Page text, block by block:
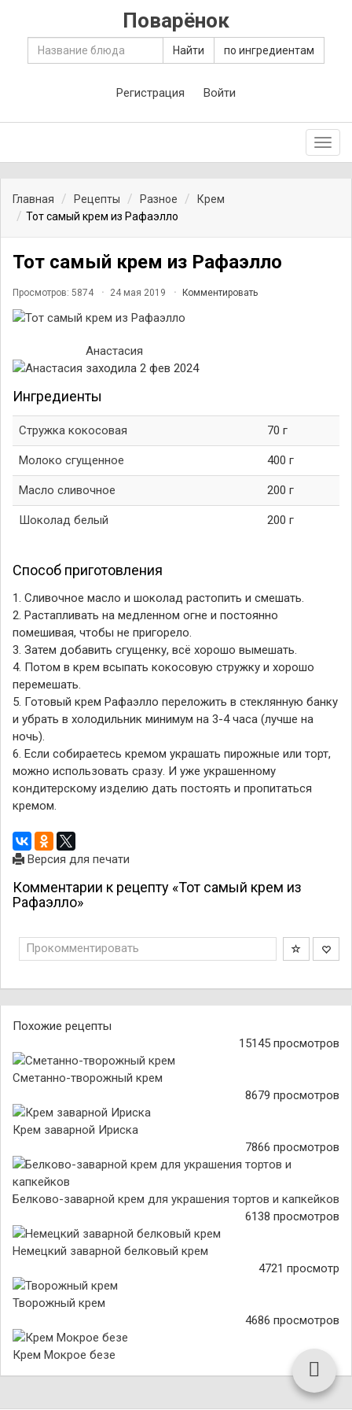
Поварёнок
Найти по ингредиентам
Регистрация Войти
Главная Рецепты Разное
Крем
Тот самый крем из Рафаэлло
Тот самый крем из Рафаэлло
Просмотров: 5874 24 мая 2019 Комментировать
Анастасия
заходила 2 фев 2024
Ингредиенты
Стружка кокосовая 70 г
Молоко сгущенное 400 г
Масло сливочное 200 г
Шоколад белый 200 г
Способ приготовления
1. Сливочное масло и шоколад растопить и смешать.
2. Растапливать на медленном огне и постоянно
помешивая, чтобы не пригорело.
3. Затем добавить сгущенку, всё хорошо вымешать.
4. Потом в крем всыпать кокосовую стружку и хорошо
перемешать.
5. Готовый крем Рафаэлло переложить в стеклянную банку
и убрать в холодильник минимум на 3-4 часа (лучше на
ночь).
6. Если собираетесь кремом украшать пирожные или торт,
можно использовать сразу. И уже украшенному
кондитерскому изделию дать постоять и пропитаться
кремом.
Версия для печати
Комментарии к рецепту «Тот самый крем из
Рафаэлло»
Прокомментировать
Похожие рецепты
15145 просмотров
Сметанно-творожный крем
8679 просмотров
Крем заварной Ириска
7866 просмотров
Белково-заварной крем для украшения тортов и капкейков
6138 просмотров
Немецкий заварной белковый крем
4721 просмотр
Творожный крем
4686 просмотров
Крем Мокрое безе